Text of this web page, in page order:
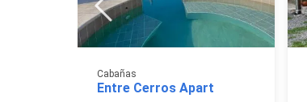
Cabañas
Entre Cerros Apart